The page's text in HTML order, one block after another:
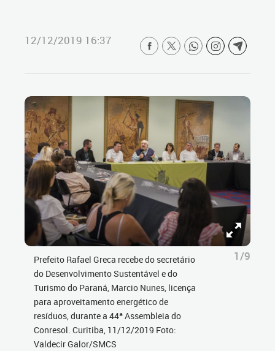
12/12/2019 16:37
Prefeito Rafael Greca recebe do secretário
do Desenvolvimento Sustentável e do
Turismo do Paraná, Marcio Nunes, licença
para aproveitamento energético de
resíduos, durante a 44ª Assembleia do
Conresol. Curitiba, 11/12/2019 Foto:
Valdecir Galor/SMCS
1/9